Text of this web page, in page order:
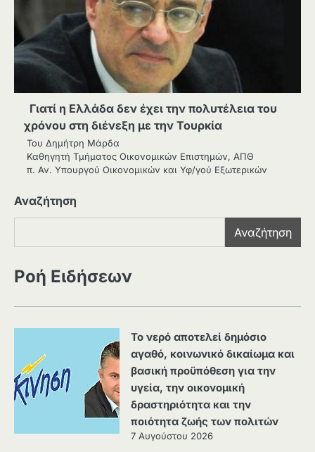
Γιατί η Ελλάδα δεν έχει την πολυτέλεια του
χρόνου στη διένεξη με την Τουρκία
Του Δημήτρη Μάρδα
Καθηγητή Τμήματος Οικονομικών Επιστημών, ΑΠΘ
π. Αν. Υπουργού Οικονομικών και Υφ/γού Εξωτερικών
Αναζήτηση
Αναζήτηση
Ροή Ειδήσεων
Το νερό αποτελεί δημόσιο
αγαθό, κοινωνικό δικαίωμα και
βασική προϋπόθεση για την
υγεία, την οικονομική
δραστηριότητα και την
ποιότητα ζωής των πολιτών
7 Αυγούστου 2026